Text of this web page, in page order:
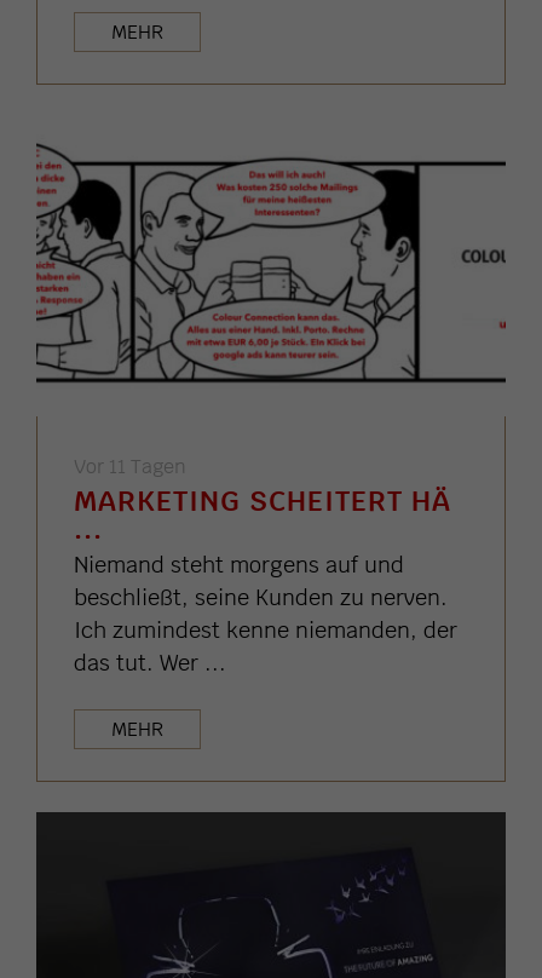
MEHR
Vor 11 Tagen
MARKETING SCHEITERT HÄ
...
Niemand steht morgens auf und
beschließt, seine Kunden zu nerven.
Ich zumindest kenne niemanden, der
das tut. Wer ...
MEHR